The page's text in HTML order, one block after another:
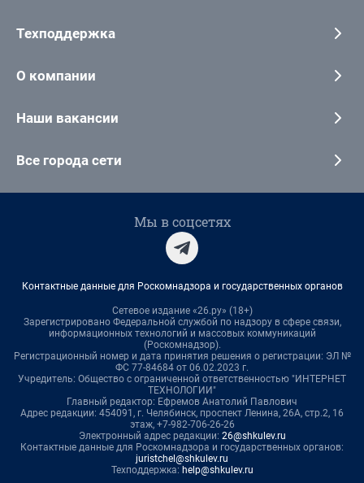
Техподдержка
О компании
Наши вакансии
Все города сети
Мы в соцсетях
Контактные данные для Роскомнадзора и государственных органов
Сетевое издание «26.ру» (18+)
Зарегистрировано Федеральной службой по надзору в сфере связи,
информационных технологий и массовых коммуникаций
(Роскомнадзор).
Регистрационный номер и дата принятия решения о регистрации: ЭЛ №
ФС 77-84684 от 06.02.2023 г.
Учредитель: Общество с ограниченной ответственностью "ИНТЕРНЕТ
ТЕХНОЛОГИИ"
Главный редактор: Ефремов Анатолий Павлович
Адрес редакции: 454091, г. Челябинск, проспект Ленина, 26А, стр.2, 16
этаж, +7-982-706-26-26
Электронный адрес редакции: 26@shkulev.ru
Контактные данные для Роскомнадзора и государственных органов:
juristchel@shkulev.ru
Техподдержка: help@shkulev.ru